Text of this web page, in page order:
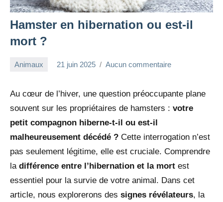
Hamster en hibernation ou est-il
mort ?
Animaux 21 juin 2025 Aucun commentaire
Au cœur de l’hiver, une question préoccupante plane
souvent sur les propriétaires de hamsters : votre
petit compagnon hiberne-t-il ou est-il
malheureusement décédé ? Cette interrogation n’est
pas seulement légitime, elle est cruciale. Comprendre
la différence entre l’hibernation et la mort est
essentiel pour la survie de votre animal. Dans cet
article, nous explorerons des signes révélateurs, la